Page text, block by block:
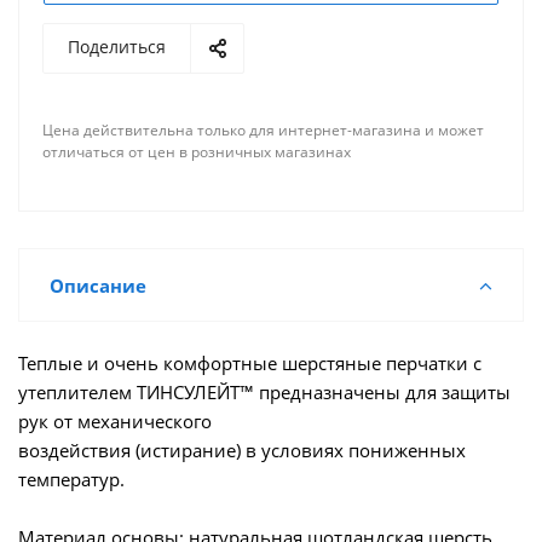
Поделиться
Цена действительна только для интернет-магазина и может
отличаться от цен в розничных магазинах
Описание
Теплые и очень комфортные шерстяные перчатки с
утеплителем ТИНСУЛЕЙТ™ предназначены для защиты
рук от механического
воздействия (истирание) в условиях пониженных
температур.
Материал основы: натуральная шотландская шерсть